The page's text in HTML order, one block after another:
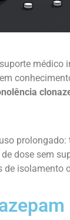
dose sem
de isolamento